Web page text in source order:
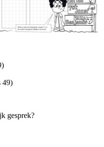
49)
gesprek?